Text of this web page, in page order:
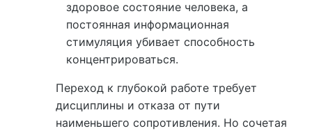
здоровое состояние человека, а
постоянная информационная
стимуляция убивает способность
концентрироваться.
Переход к глубокой работе требует
дисциплины и отказа от пути
наименьшего сопротивления. Но сочетая